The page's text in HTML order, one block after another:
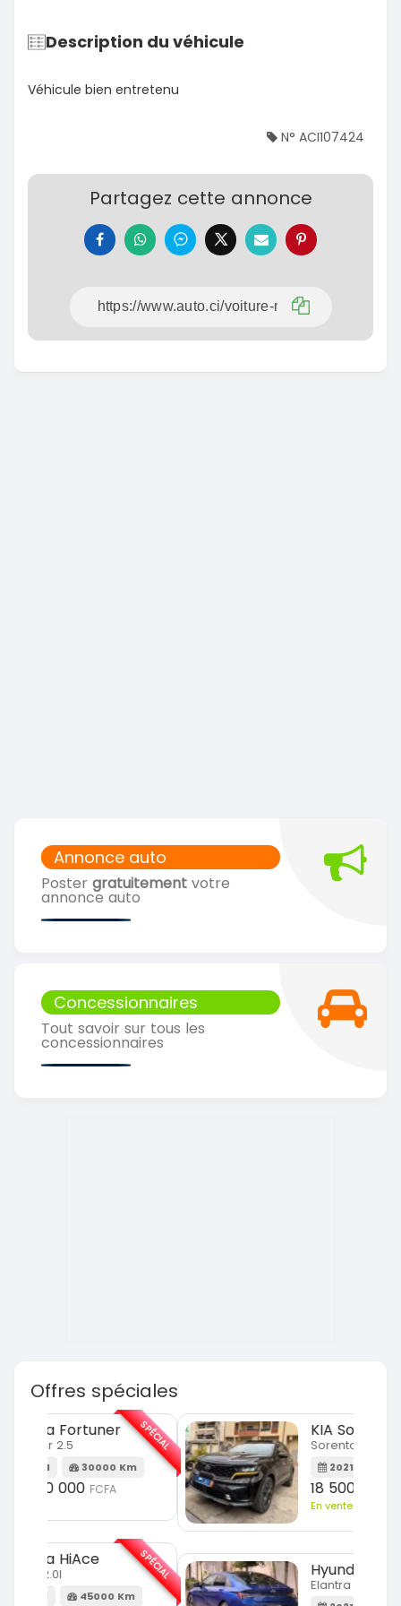
Annonce auto
Poster gratuitement votre
annonce auto
Concessionnaires
Tout savoir sur tous les
concessionnaires
Offres spéciales
KIA Sorento
Sorento full option
2021 60000 Km
18 500 000FCFA
En vente
SPÉCIAL
Hyundai Elantra
Elantra 2.0l SPÉCIAL
Description du véhicule
Véhicule bien entretenu
N° ACI107424
Partagez cette annonce